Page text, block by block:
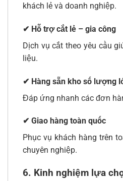
khách lẻ và doanh nghiệp.
✔ Hỗ trợ cắt lẻ – gia công
Dịch vụ cắt theo yêu cầu
liệu.
✔ Hàng sẵn kho số lượng
Đáp ứng nhanh các đơn
✔ Giao hàng toàn quốc
Phục vụ khách hàng trên
chuyên nghiệp.
6. Kinh nghiệm lựa